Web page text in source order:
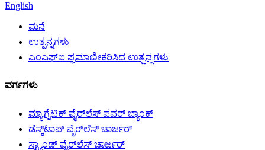
English
ಮನೆ
ಉತ್ಪನ್ನಗಳು
ಎಂಎಫ್‌ಐ ಪ್ರಮಾಣೀಕರಿಸಿದ ಉತ್ಪನ್ನಗಳು
ವರ್ಗಗಳು
ಮ್ಯಾಗ್ನೆಟಿಕ್ ವೈರ್‌ಲೆಸ್ ಪವರ್ ಬ್ಯಾಂಕ್
ಡೆಸ್ಕ್‌ಟಾಪ್ ವೈರ್‌ಲೆಸ್ ಚಾರ್ಜರ್
ಸ್ಟ್ಯಾಂಡ್ ವೈರ್‌ಲೆಸ್ ಚಾರ್ಜರ್